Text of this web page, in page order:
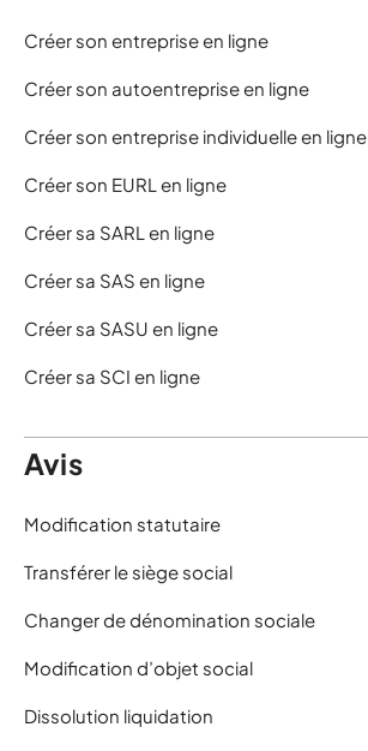
Créer son entreprise en ligne
Créer son autoentreprise en ligne
Créer son entreprise individuelle en ligne
Créer son EURL en ligne
Créer sa SARL en ligne
Créer sa SAS en ligne
Créer sa SASU en ligne
Créer sa SCI en ligne
Avis
Modification statutaire
Transférer le siège social
Changer de dénomination sociale
Modification d’objet social
Dissolution liquidation